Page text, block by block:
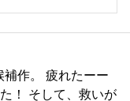
作。 疲れたーー
！ そして、救いが